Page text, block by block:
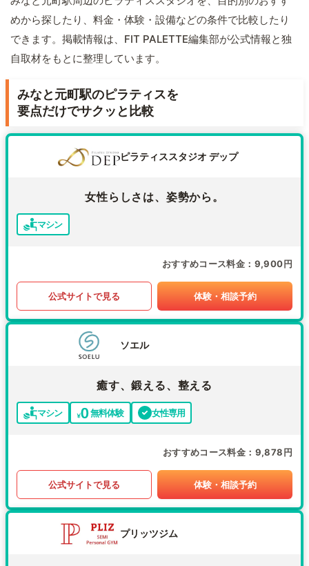
めから探したり、料金・体験・設備などの条件で比較したり
できます。掲載情報は、FIT PALETTE編集部が公式情報と独
自取材をもとに整理しています。
みなと元町駅のピラティスを
要点だけでサクッと比較
ピラティススタジオ デップ
女性らしさは、姿勢から。
マシン
おすすめコース料金 9,900円
公式サイトで見る 体験・相談予約
ソエル
癒す、鍛える、整える
マシン 無料体験 女性専用
おすすめコース料金 9,878円
公式サイトで見る 体験・相談予約
プリッツジム